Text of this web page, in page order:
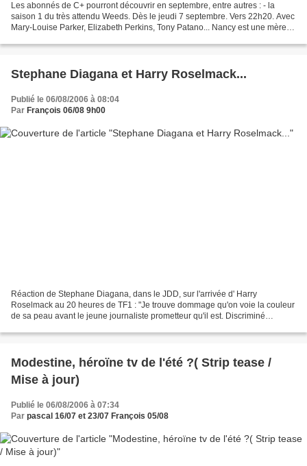
Les abonnés de C+ pourront découvrir en septembre, entre autres : - la
saison 1 du très attendu Weeds. Dès le jeudi 7 septembre. Vers 22h20. Avec
Mary-Louise Parker, Elizabeth Perkins, Tony Patano... Nancy est une mère
Stephane Diagana et Harry Roselmack...
Publié le 06/08/2006 à 08:04
Par François 06/08 9h00
Réaction de Stephane Diagana, dans le JDD, sur l'arrivée d' Harry
Roselmack au 20 heures de TF1 : "Je trouve dommage qu'on voie la couleur
de sa peau avant le jeune journaliste prometteur qu'il est. Discriminé
Modestine, héroïne tv de l'été ?( Strip tease /
Mise à jour)
Publié le 06/08/2006 à 07:34
Par pascal 16/07 et 23/07 François 05/08